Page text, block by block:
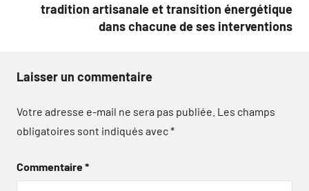
tradition artisanale et transition énergétique
dans chacune de ses interventions
Laisser un commentaire
Votre adresse e-mail ne sera pas publiée. Les champs
obligatoires sont indiqués avec*
Commentaire*